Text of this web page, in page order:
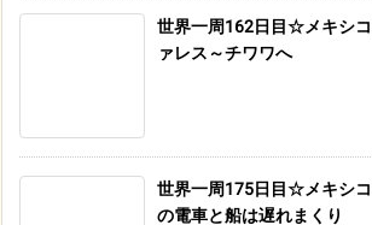
世界一周162日目☆メキシ
ァレス～チワワへ
世界一周175日目☆メキシ
の電車と船は遅れまくり